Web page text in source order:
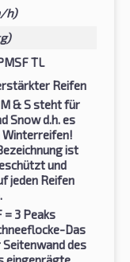
h)
TL
Reifen
& S steht für
Snow d.h. es
Winterreifen!
ist
und
jeden Reifen
= 3 Peaks
Das
Seitenwand des